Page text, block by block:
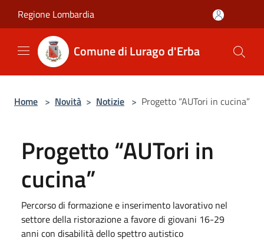
Regione Lombardia
Comune di Lurago d'Erba
Home > Novità > Notizie > Progetto “AUTori in cucina”
Progetto “AUTori in
cucina”
Percorso di formazione e inserimento lavorativo nel
settore della ristorazione a favore di giovani 16-29
anni con disabilità dello spettro autistico